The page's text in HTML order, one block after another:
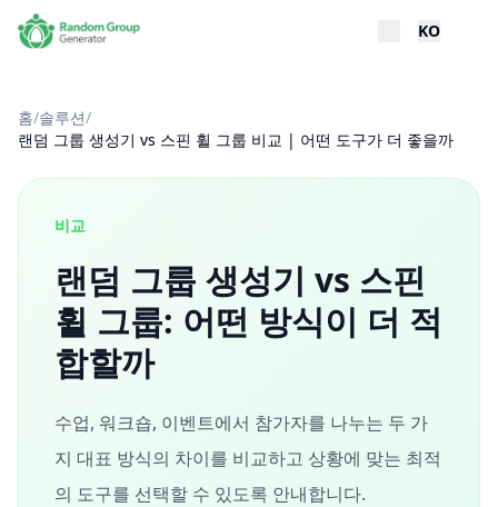
KO
홈/솔루션/
랜덤 그룹 생성기 vs 스핀 휠 그룹 비교 | 어떤 도구가 더 좋을까
비교
랜덤 그룹 생성기 vs 스핀
휠 그룹: 어떤 방식이 더 적
합할까
수업, 워크숍, 이벤트에서 참가자를 나누는 두 가
지 대표 방식의 차이를 비교하고 상황에 맞는 최적
의 도구를 선택할 수 있도록 안내합니다.